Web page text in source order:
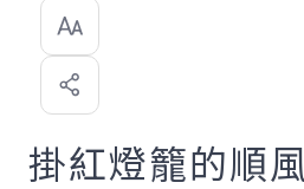
選
喜
歡
掛紅燈籠的順